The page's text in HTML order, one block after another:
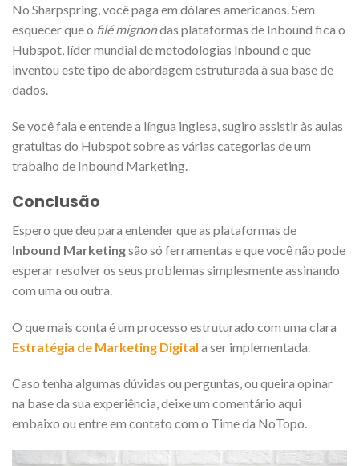
No Sharpspring, você paga em dólares americanos. Sem
esquecer que o filé mignondas plataformas de Inbound fica o
Hubspot, líder mundial de metodologias Inbound e que
inventou este tipo de abordagem estruturada à sua base de
dados.
Se você fala e entende a língua inglesa, sugiro assistir às aulas
gratuitas do Hubspot sobre as várias categorias de um
trabalho de Inbound Marketing.
Conclusão
Espero que deu para entender que as plataformas de
Inbound Marketingsão só ferramentas e que você não pode
esperar resolver os seus problemas simplesmente assinando
com uma ou outra.
O que mais conta é um processo estruturado com uma clara
Estratégia de Marketing Digital a ser implementada.
Caso tenha algumas dúvidas ou perguntas, ou queira opinar
na base da sua experiência, deixe um comentário aqui
embaixo ou entre em contato com o Time da NoTopo.